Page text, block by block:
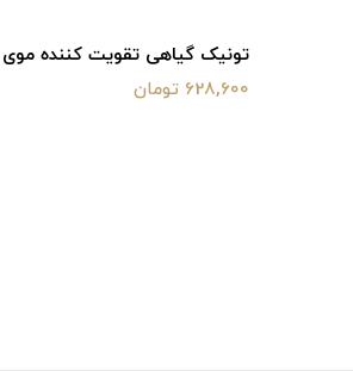
تونیک گیاهی تقویت کننده
628,600 تومان